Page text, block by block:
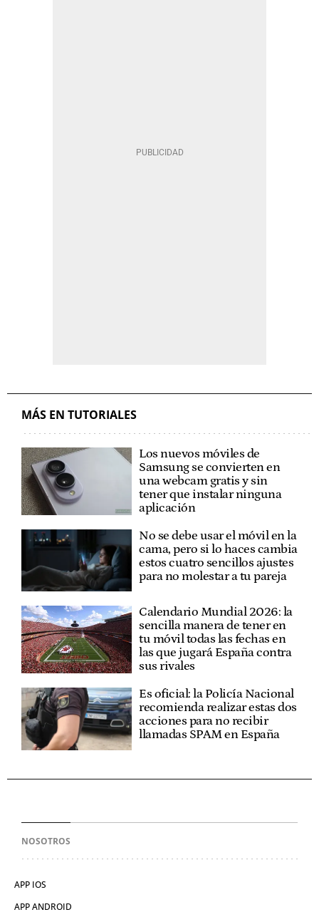
MÁS EN TUTORIALES
Los nuevos móviles de
Samsung se convierten en
una webcam gratis y sin
tener que instalar ninguna
aplicación
No se debe usar el móvil en la
cama, pero si lo haces cambia
estos cuatro sencillos ajustes
para no molestar a tu pareja
Calendario Mundial 2026: la
sencilla manera de tener en
tu móvil todas las fechas en
las que jugará España contra
sus rivales
Es oficial: la Policía Nacional
recomienda realizar estas dos
acciones para no recibir
llamadas SPAM en España
NOSOTROS
APP IOS
APP ANDROID